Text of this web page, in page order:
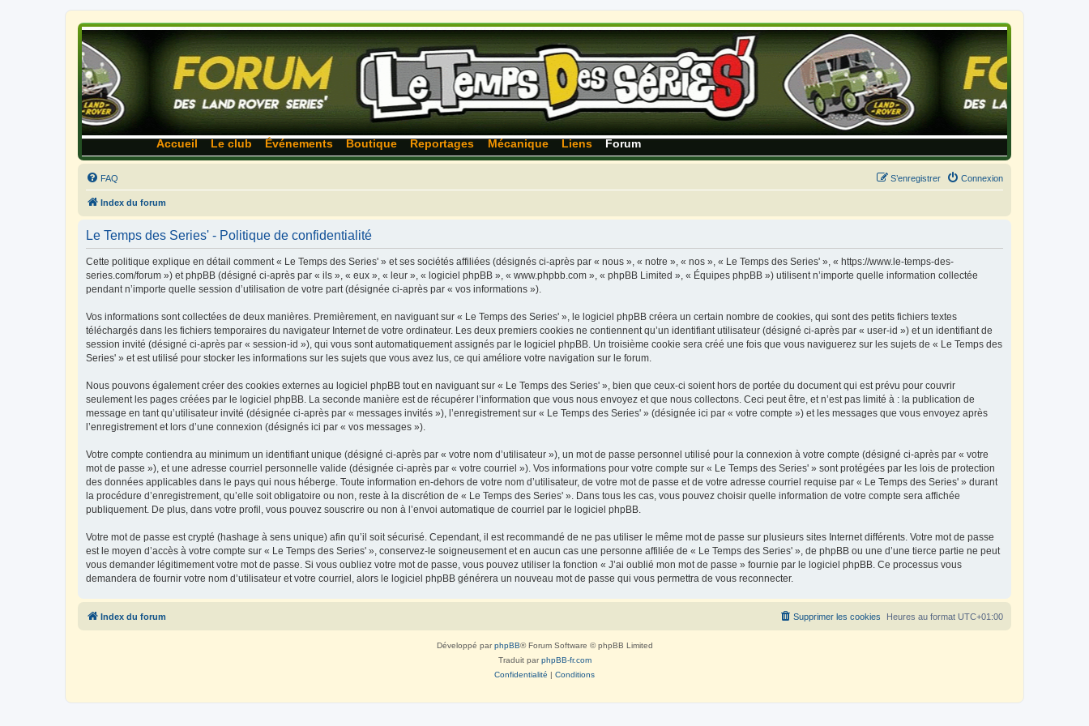
Accueil Le club Événements Boutique Reportages Mécanique Liens Forum
FAQ Connexion
S’enregistrer
Index du forum
Le Temps des Series' - Politique de confidentialité
Cette politique explique en détail comment « Le Temps des Series' » et ses sociétés affiliées (désignés ci-après par « nous », « notre », « nos », « Le Temps des Series' », « https://www.le-temps-des-
series.com/forum ») et phpBB (désigné ci-après par « ils », « eux », « leur », « logiciel phpBB », « www.phpbb.com », « phpBB Limited », « Équipes phpBB ») utilisent n’importe quelle information collectée
pendant n’importe quelle session d’utilisation de votre part (désignée ci-après par « vos informations »).
Vos informations sont collectées de deux manières. Premièrement, en naviguant sur « Le Temps des Series' », le logiciel phpBB créera un certain nombre de cookies, qui sont des petits fichiers textes
téléchargés dans les fichiers temporaires du navigateur Internet de votre ordinateur. Les deux premiers cookies ne contiennent qu’un identifiant utilisateur (désigné ci-après par « user-id ») et un identifiant de
session invité (désigné ci-après par « session-id »), qui vous sont automatiquement assignés par le logiciel phpBB. Un troisième cookie sera créé une fois que vous naviguerez sur les sujets de « Le Temps des
Series' » et est utilisé pour stocker les informations sur les sujets que vous avez lus, ce qui améliore votre navigation sur le forum.
Nous pouvons également créer des cookies externes au logiciel phpBB tout en naviguant sur « Le Temps des Series' », bien que ceux-ci soient hors de portée du document qui est prévu pour couvrir
seulement les pages créées par le logiciel phpBB. La seconde manière est de récupérer l’information que vous nous envoyez et que nous collectons. Ceci peut être, et n’est pas limité à : la publication de
message en tant qu’utilisateur invité (désignée ci-après par « messages invités »), l’enregistrement sur « Le Temps des Series' » (désignée ici par « votre compte ») et les messages que vous envoyez après
l’enregistrement et lors d’une connexion (désignés ici par « vos messages »).
Votre compte contiendra au minimum un identifiant unique (désigné ci-après par « votre nom d’utilisateur »), un mot de passe personnel utilisé pour la connexion à votre compte (désigné ci-après par « votre
mot de passe »), et une adresse courriel personnelle valide (désignée ci-après par « votre courriel »). Vos informations pour votre compte sur « Le Temps des Series' » sont protégées par les lois de protection
des données applicables dans le pays qui nous héberge. Toute information en-dehors de votre nom d’utilisateur, de votre mot de passe et de votre adresse courriel requise par « Le Temps des Series' » durant
la procédure d’enregistrement, qu’elle soit obligatoire ou non, reste à la discrétion de « Le Temps des Series' ». Dans tous les cas, vous pouvez choisir quelle information de votre compte sera affichée
publiquement. De plus, dans votre profil, vous pouvez souscrire ou non à l’envoi automatique de courriel par le logiciel phpBB.
Votre mot de passe est crypté (hashage à sens unique) afin qu’il soit sécurisé. Cependant, il est recommandé de ne pas utiliser le même mot de passe sur plusieurs sites Internet différents. Votre mot de passe
est le moyen d’accès à votre compte sur « Le Temps des Series' », conservez-le soigneusement et en aucun cas une personne affiliée de « Le Temps des Series' », de phpBB ou une d’une tierce partie ne peut
vous demander légitimement votre mot de passe. Si vous oubliez votre mot de passe, vous pouvez utiliser la fonction « J’ai oublié mon mot de passe » fournie par le logiciel phpBB. Ce processus vous
demandera de fournir votre nom d’utilisateur et votre courriel, alors le logiciel phpBB générera un nouveau mot de passe qui vous permettra de vous reconnecter.
Index du forum Heures au format UTC+01:00
Supprimer les cookies
Développé parphpBB® Forum Software © phpBB Limited
Traduit parphpBB-fr.com
Confidentialité | Conditions